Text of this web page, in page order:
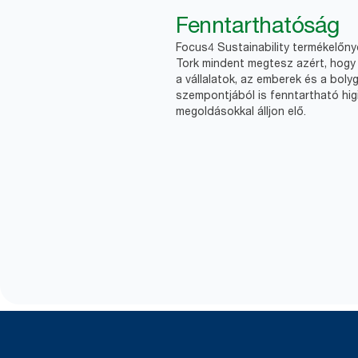
Fenntarthatóság
Focus4 Sustainability
Tork mindent megtesz azért, hogy
a vállalatok, az emberek és a
szempontjából is fenntartható
megoldásokkal álljon elő.